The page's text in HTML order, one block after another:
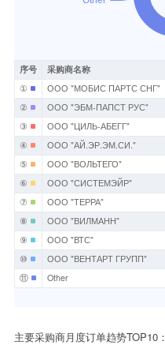
序号 采购商名称
①
ООО "МОБИС ПАРТС СНГ"
②
ООО "ЭБМ-ПАПСТ РУС"
③
ООО "ЦИЛЬ-АБЕГГ"
④
ООО "АЙ.ЭР.ЭМ.СИ."
⑤
ООО "ВОЛЬТЕГО"
⑥
ООО "СИСТЕМЭЙР"
⑦
ООО "ТЕРРА"
⑧
ООО "ВИЛМАНН"
⑨
ООО "ВТС"
⑩
ООО "ВЕНТАРТ ГРУПП"
⑪
Other
主要采购商月度订单趋势TOP10：